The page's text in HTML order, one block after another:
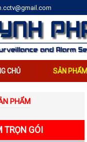
CHỦ SẢN PHẨM
PHẨM
TRỌN GÓI